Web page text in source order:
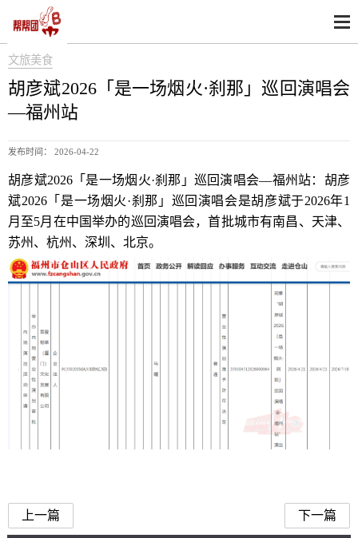
文旅美食
胡彦斌2026「是一场烟火·刹那」巡回演唱会
—福州站
发布时间： 2026-04-22
胡彦斌2026「是一场烟火·刹那」巡回演唱会—福州站：胡彦
斌2026「是一场烟火·刹那」巡回演唱会是胡彦斌于2026年1
月至5月在中国举办的巡回演唱会，首批城市有南昌、天津、
苏州、杭州、深圳、北京。
上一篇 下一篇